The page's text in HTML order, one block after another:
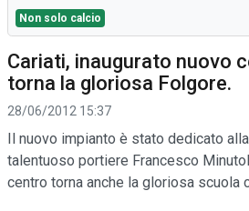
Non solo calcio
Cariati, inaugurato nuovo
torna la gloriosa Folgore.
28/06/2012 15:37
Il nuovo impianto è stato dedicato
talentuoso portiere Francesco
centro torna anche la gloriosa scuola